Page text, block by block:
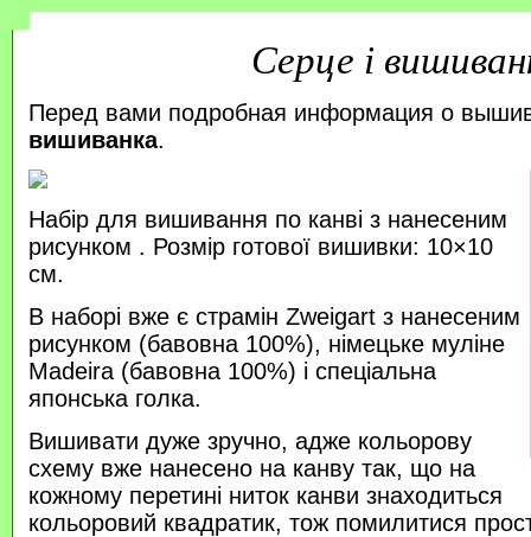
Серце і
Перед вами подробная информация о
вишиванка.
Набір для вишивання по канві з нанесеним
рисунком . Розмір готової вишивки: 10×10
см.
В наборі вже є страмін Zweigart з нанесеним
рисунком (бавовна 100%), німецьке муліне
Madeira (бавовна 100%) і спеціальна
японська голка.
Вишивати дуже зручно, адже кольорову
схему вже нанесено на канву так, що на
кожному перетині ниток канви знаходиться
кольоровий квадратик, тож помилитися